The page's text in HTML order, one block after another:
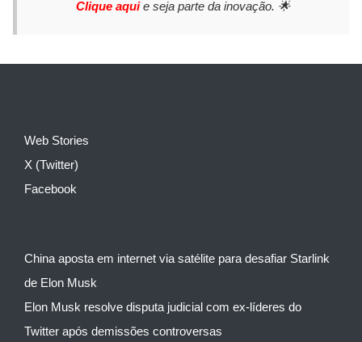
Clique aquie seja parte da inovação. 🌟
Web Stories
X (Twitter)
Facebook
China aposta em internet via satélite para desafiar Starlink
de Elon Musk
Elon Musk resolve disputa judicial com ex-líderes do
Twitter após demissões controversas